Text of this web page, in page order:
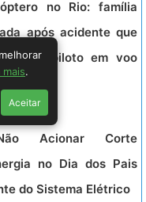
no Rio: família
após acidente que
e piloto em voo
Acionar Corte
no Dia dos Pais
do Sistema Elétrico
mais
Aceitar